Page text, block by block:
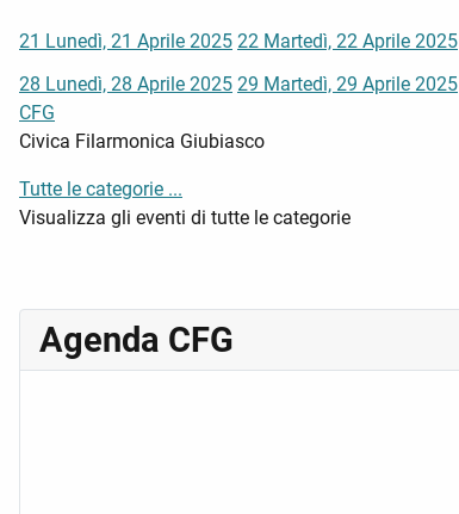
21 Lunedì, 21 Aprile 2025 22 Martedì, 22 Aprile 2025
28 Lunedì, 28 Aprile 2025 29 Martedì, 29 Aprile 2025
CFG
Civica Filarmonica Giubiasco
Tutte le categorie ...
Visualizza gli eventi di tutte le categorie
Agenda CFG